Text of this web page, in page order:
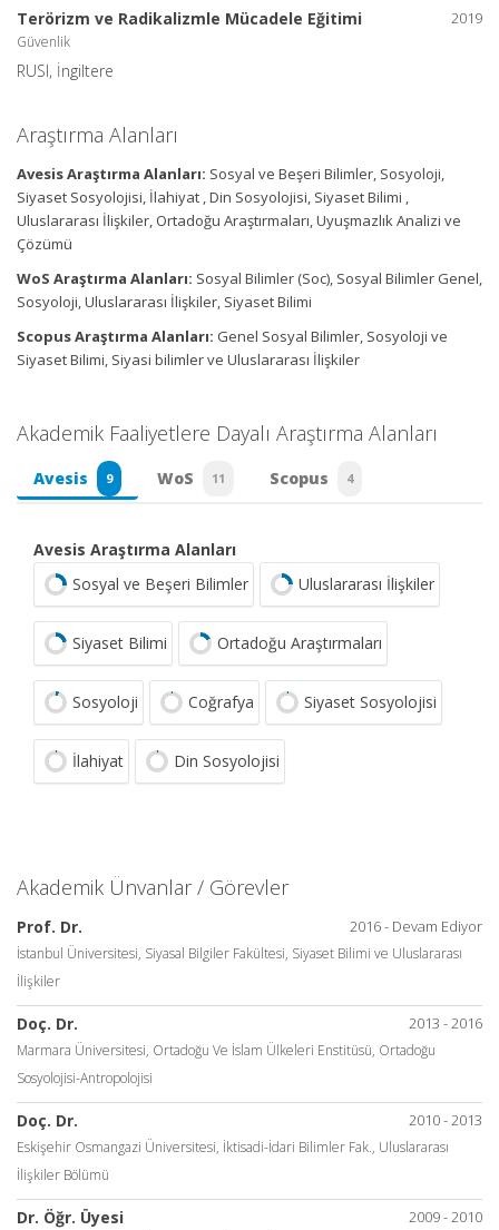
2019
Terörizm ve Radikalizmle Mücadele Eğitimi
Güvenlik
RUSI, İngiltere
Araştırma Alanları
Avesis Araştırma Alanları: Sosyal ve Beşeri Bilimler, Sosyoloji,
Siyaset Sosyolojisi, İlahiyat , Din Sosyolojisi, Siyaset Bilimi ,
Uluslararası İlişkiler, Ortadoğu Araştırmaları, Uyuşmazlık Analizi ve
Çözümü
WoS Araştırma Alanları: Sosyal Bilimler (Soc), Sosyal Bilimler Genel,
Sosyoloji, Uluslararası İlişkiler, Siyaset Bilimi
Scopus Araştırma Alanları: Genel Sosyal Bilimler, Sosyoloji ve
Siyaset Bilimi, Siyasi bilimler ve Uluslararası İlişkiler
Akademik Faaliyetlere Dayalı Araştırma Alanları
Avesis 9 WoS 11 Scopus 4
Avesis Araştırma Alanları
Sosyal ve Beşeri Bilimler
Uluslararası İlişkiler
Siyaset Bilimi Ortadoğu Araştırmaları
Sosyoloji Coğrafya Siyaset Sosyolojisi
İlahiyat Din Sosyolojisi
Akademik Ünvanlar / Görevler
2016 - Devam Ediyor
Prof. Dr.
İstanbul Üniversitesi, Siyasal Bilgiler Fakültesi, Siyaset Bilimi ve Uluslararası
İlişkiler
2013 - 2016
Doç. Dr.
Marmara Üniversitesi, Ortadoğu Ve İslam Ülkeleri Enstitüsü, Ortadoğu
Sosyolojisi-Antropolojisi
2010 - 2013
Doç. Dr.
Eskişehir Osmangazi Üniversitesi, İktisadi-İdari Bilimler Fak., Uluslararası
İlişkiler Bölümü
2009 - 2010
Dr. Öğr. Üyesi